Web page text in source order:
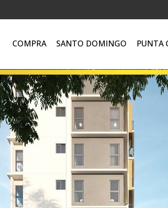
COMPRA SANTO DOMINGO PUNTA